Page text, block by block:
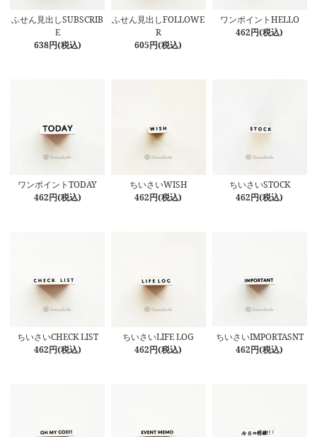
ふせん見出しSUBSCRIB
E
638円(税込)
ふせん見出しFOLLOWE
R
605円(税込)
ワンポイントHELLO
462円(税込)
ワンポイントTODAY
462円(税込)
ちいさいWISH
462円(税込)
ちいさいSTOCK
462円(税込)
ちいさいCHECK LIST
462円(税込)
ちいさいLIFE LOG
462円(税込)
ちいさいIMPORTASNT
462円(税込)